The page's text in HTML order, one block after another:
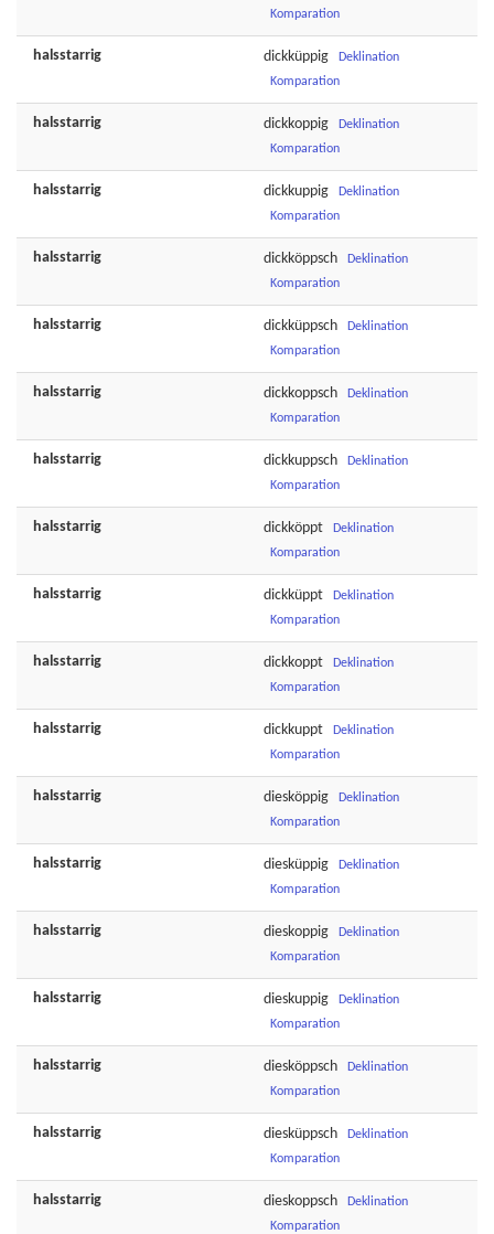
Komparation
halsstarrig dickküppig
Deklination
Komparation
halsstarrig dickkoppig
Deklination
Komparation
halsstarrig dickkuppig
Deklination
Komparation
halsstarrig dickköppsch
Deklination
Komparation
halsstarrig dickküppsch
Deklination
Komparation
halsstarrig dickkoppsch
Deklination
Komparation
halsstarrig dickkuppsch
Deklination
Komparation
halsstarrig dickköppt
Deklination
Komparation
halsstarrig dickküppt
Deklination
Komparation
halsstarrig dickkoppt
Deklination
Komparation
halsstarrig dickkuppt
Deklination
Komparation
halsstarrig diesköppig
Deklination
Komparation
halsstarrig diesküppig
Deklination
Komparation
halsstarrig dieskoppig
Deklination
Komparation
halsstarrig dieskuppig
Deklination
Komparation
halsstarrig diesköppsch
Deklination
Komparation
halsstarrig diesküppsch
Deklination
Komparation
halsstarrig dieskoppsch
Deklination
Komparation